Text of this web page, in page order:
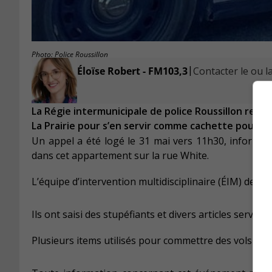
Photo: Police Roussillon
Éloïse Robert - FM103,3| Contacter le ou
La Régie intermunicipale de police Roussillon
La Prairie pour s’en servir comme cachette pour
Un appel a été logé le 31 mai vers 11h30,
dans cet appartement sur la rue White.
L’équipe d’intervention multidisciplinaire (ÉIM) de la
Ils ont saisi des stupéfiants et divers articles servant
Plusieurs items utilisés pour commettre des vols de